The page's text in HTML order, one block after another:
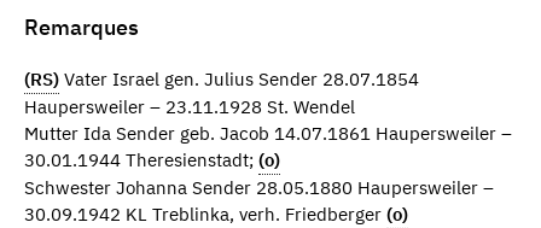
Remarques
(RS) Vater Israel gen. Julius Sender 28.07.1854
Haupersweiler – 23.11.1928 St. Wendel
Mutter Ida Sender geb. Jacob 14.07.1861 Haupersweiler –
30.01.1944 Theresienstadt; (o)
Schwester Johanna Sender 28.05.1880 Haupersweiler –
30.09.1942 KL Treblinka, verh. Friedberger (o)